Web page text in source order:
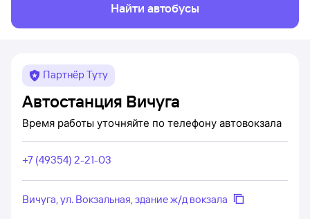
Найти автобусы
Партнёр Туту
Автостанция Вичуга
Время работы уточняйте по телефону автовокзала
+7 (49354) 2-21-03
Вичуга, ул. Вокзальная, здание ж/д вокзала